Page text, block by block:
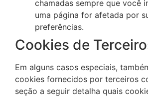
chamadas sempre que você
uma página for afetada por
preferências.
Cookies de
Em alguns casos especiais,
cookies fornecidos por terceiros
seção a seguir detalha quais